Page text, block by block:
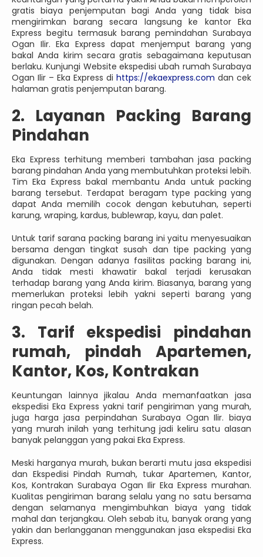
gratis biaya penjemputan bagi Anda yang tidak bisa
mengirimkan barang secara langsung ke kantor Eka
Express begitu termasuk barang pemindahan Surabaya
Ogan Ilir. Eka Express dapat menjemput barang yang
bakal Anda kirim secara gratis sebagaimana keputusan
berlaku. Kunjungi Website ekspedisi ubah rumah Surabaya
Ogan Ilir – Eka Express di https://ekaexpress.com dan cek
halaman gratis penjemputan barang.
2. Layanan Packing Barang
Pindahan
Eka Express terhitung memberi tambahan jasa packing
barang pindahan Anda yang membutuhkan proteksi lebih.
Tim Eka Express bakal membantu Anda untuk packing
barang tersebut. Terdapat beragam type packing yang
dapat Anda memilih cocok dengan kebutuhan, seperti
karung, wraping, kardus, bublewrap, kayu, dan palet.
Untuk tarif sarana packing barang ini yaitu menyesuaikan
bersama dengan tingkat susah dan tipe packing yang
digunakan. Dengan adanya fasilitas packing barang ini,
Anda tidak mesti khawatir bakal terjadi kerusakan
terhadap barang yang Anda kirim. Biasanya, barang yang
memerlukan proteksi lebih yakni seperti barang yang
ringan pecah belah.
3. Tarif ekspedisi pindahan
rumah, pindah Apartemen,
Kantor, Kos, Kontrakan
Keuntungan lainnya jikalau Anda memanfaatkan jasa
ekspedisi Eka Express yakni tarif pengiriman yang murah,
juga harga jasa perpindahan Surabaya Ogan Ilir. biaya
yang murah inilah yang terhitung jadi keliru satu alasan
banyak pelanggan yang pakai Eka Express.
Meski harganya murah, bukan berarti mutu jasa ekspedisi
dan Ekspedisi Pindah Rumah, tukar Apartemen, Kantor,
Kos, Kontrakan Surabaya Ogan Ilir Eka Express murahan.
Kualitas pengiriman barang selalu yang no satu bersama
dengan selamanya mengimbuhkan biaya yang tidak
mahal dan terjangkau. Oleh sebab itu, banyak orang yang
yakin dan berlangganan menggunakan jasa ekspedisi Eka
Express.